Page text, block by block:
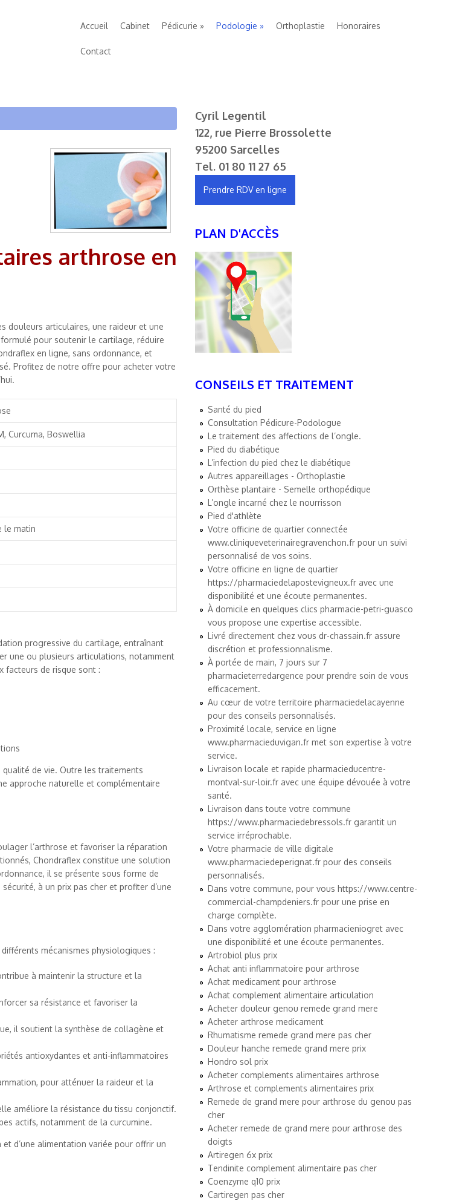
Accueil Cabinet Pédicurie Podologie Orthoplastie Honoraires
Contact
arthrose en
douleurs articulaires, une raideur et une
pour soutenir le cartilage, réduire
en ligne, sans ordonnance, et
Profitez de notre offre pour acheter votre
Curcuma, Boswellia
le matin
progressive du cartilage, entraînant
une ou plusieurs articulations, notamment
facteurs de risque sont :
de vie. Outre les traitements
approche naturelle et complémentaire
l’arthrose et favoriser la réparation
Chondraflex constitue une solution
il se présente sous forme de
à un prix pas cher et profiter d’une
mécanismes physiologiques :
à maintenir la structure et la
sa résistance et favoriser la
il soutient la synthèse de collagène et
antioxydantes et anti-inflammatoires
pour atténuer la raideur et la
améliore la résistance du tissu conjonctif.
actifs, notamment de la curcumine.
d’une alimentation variée pour offrir un
Cyril Legentil
122, rue Pierre Brossolette
95200 Sarcelles
Tel. 01 80 11 27 65
Prendre RDV en ligne
PLAN D'ACCÈS
CONSEILS ET TRAITEMENT
Santé du pied
Consultation Pédicure-Podologue
Le traitement des affections de l’ongle.
Pied du diabétique
L’infection du pied chez le diabétique
Autres appareillages - Orthoplastie
Orthèse plantaire - Semelle orthopédique
L’ongle incarné chez le nourrisson
Pied d'athlète
Votre officine de quartier connectée
www.cliniqueveterinairegravenchon.fr pour un suivi
personnalisé de vos soins.
Votre officine en ligne de quartier
https://pharmaciedelapostevigneux.fr avec une
disponibilité et une écoute permanentes.
À domicile en quelques clics pharmacie-petri-guasco
vous propose une expertise accessible.
Livré directement chez vous dr-chassain.fr assure
discrétion et professionnalisme.
À portée de main, 7 jours sur 7
pharmacieterredargence pour prendre soin de vous
efficacement.
Au cœur de votre territoire pharmaciedelacayenne
pour des conseils personnalisés.
Proximité locale, service en ligne
www.pharmacieduvigan.fr met son expertise à votre
service.
Livraison locale et rapide pharmacieducentre-
montval-sur-loir.fr avec une équipe dévouée à votre
santé.
Livraison dans toute votre commune
https://www.pharmaciedebressols.fr garantit un
service irréprochable.
Votre pharmacie de ville digitale
www.pharmaciedeperignat.fr pour des conseils
personnalisés.
Dans votre commune, pour vous https://www.centre-
commercial-champdeniers.fr pour une prise en
charge complète.
Dans votre agglomération pharmacieniogret avec
une disponibilité et une écoute permanentes.
Artrobiol plus prix
Achat anti inflammatoire pour arthrose
Achat medicament pour arthrose
Achat complement alimentaire articulation
Acheter douleur genou remede grand mere
Acheter arthrose medicament
Rhumatisme remede grand mere pas cher
Douleur hanche remede grand mere prix
Hondro sol prix
Acheter complements alimentaires arthrose
Arthrose et complements alimentaires prix
Remede de grand mere pour arthrose du genou pas
cher
Acheter remede de grand mere pour arthrose des
doigts
Artiregen 6x prix
Tendinite complement alimentaire pas cher
Coenzyme q10 prix
Cartiregen pas cher